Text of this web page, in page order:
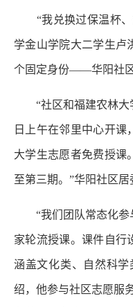
“我兑换过保温杯、
学金山学院大二学生卢
个固定身份——华阳社区
“社区和福建农林大
日上午在邻里中心开课
大学生志愿者免费授课
至第三期。”华阳社区居
“我们团队常态化参
家轮流授课。课件自行
涵盖文化类、自然科
绍，他参与社区志愿服